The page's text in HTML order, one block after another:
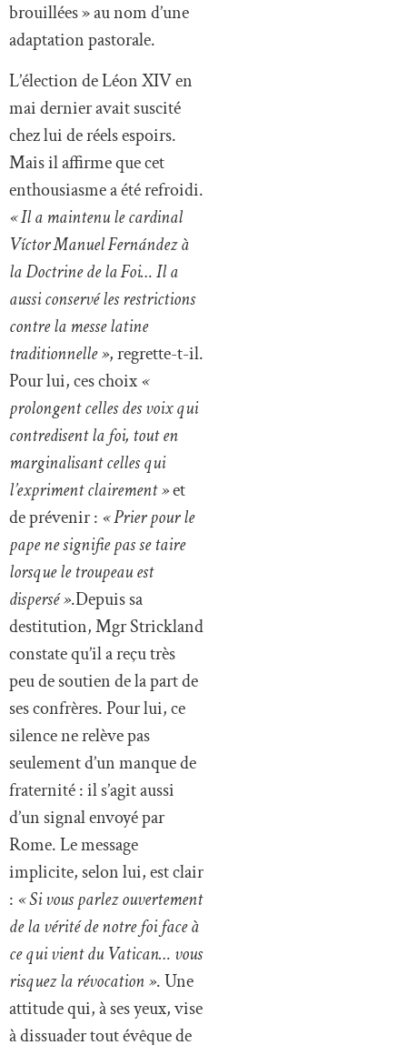
brouillées » au nom d’une
adaptation pastorale.
L’élection de Léon XIV en
mai dernier avait suscité
chez lui de réels espoirs.
Mais il affirme que cet
enthousiasme a été refroidi.
« Il a maintenu le cardinal
Víctor Manuel Fernández à
la Doctrine de la Foi… Il a
aussi conservé les restrictions
contre la messe latine
traditionnelle », regrette-t-il.
Pour lui, ces choix«
prolongent celles des voix qui
contredisent la foi, tout en
marginalisant celles qui
l’expriment clairement »et
de prévenir : « Prier pour le
pape ne signifie pas se taire
lorsque le troupeau est
dispersé ».Depuis sa
destitution, Mgr Strickland
constate qu’il a reçu très
peu de soutien de la part de
ses confrères. Pour lui, ce
silence ne relève pas
seulement d’un manque de
fraternité : il s’agit aussi
d’un signal envoyé par
Rome. Le message
implicite, selon lui, est clair
: « Si vous parlez ouvertement
de la vérité de notre foi face à
ce qui vient du Vatican… vous
risquez la révocation ». Une
attitude qui, à ses yeux, vise
à dissuader tout évêque de